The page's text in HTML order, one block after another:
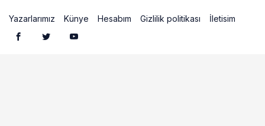
Yazarlarımız Künye Hesabım Gizlilik politikası İletisim